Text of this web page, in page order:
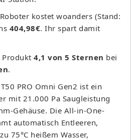
kostet woanders (Stand:
404,98€. Ihr spart damit
Produkt 4,1 von 5 Sternen bei
.
T50 PRO Omni Gen2 ist ein
mit 21.000 Pa Saugleistung
Gehäuse. Die All-in-One-
automatisch Entleeren,
75°C heißem Wasser,